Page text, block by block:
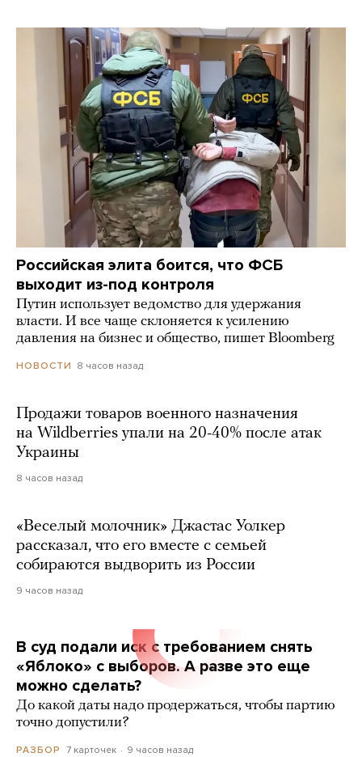
Российская элита боится, что ФСБ
выходит из-под контроля
Путин использует ведомство для удержания
власти. И все чаще склоняется к усилению
давления на бизнес и общество, пишет Bloomberg
НОВОСТИ 8 часов назад
Продажи товаров военного назначения
на Wildberries упали на 20-40% после атак
Украины
8 часов назад
«Веселый молочник» Джастас Уолкер
рассказал, что его вместе с семьей
собираются выдворить из России
9 часов назад
В суд подали иск с требованием снять
«Яблоко» с выборов. А разве это еще
можно сделать?
До какой даты надо продержаться, чтобы партию
точно допустили?
РАЗБОР 7 карточек 9 часов назад